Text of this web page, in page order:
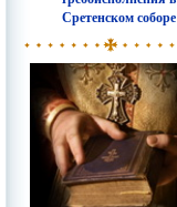
Сретенском соборе